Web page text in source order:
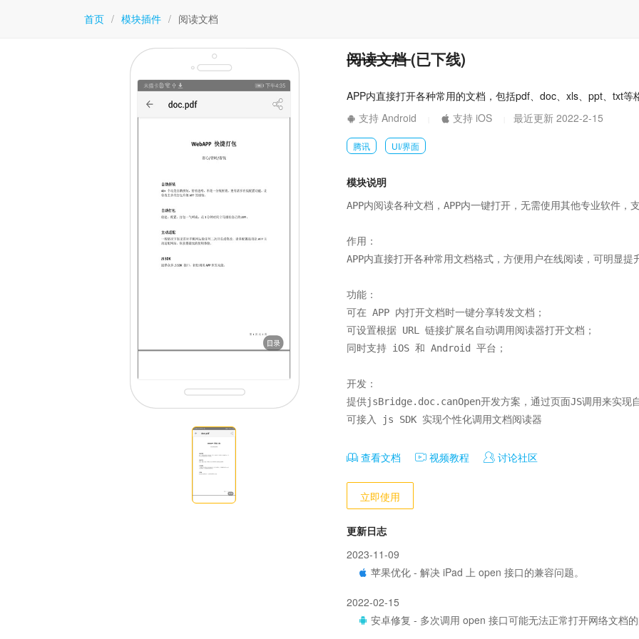
首页 / 模块插件 / 阅读文档
阅读文档(已下线)
APP内直接打开各种常用的文档，包括pdf、doc、xls、ppt、txt等
支持 Android
支持 iOS 最近更新 2022-2-15
腾讯 UI/界面
模块说明
APP内阅读各种文档，APP内一键打开，无需使用其他专业软件
作用：
APP内直接打开各种常用文档格式，方便用户在线阅读，可明显提
功能：
可在 APP 内打开文档时一键分享转发文档；
可设置根据 URL 链接扩展名自动调用阅读器打开文档；
同时支持 iOS 和 Android 平台；
开发：
提供jsBridge.doc.canOpen开发方案，通过页面JS调用来实现自
可接入 js SDK 实现个性化调用文档阅读器
查看文档 视频教程 讨论社区
立即使用
更新日志
2023-11-09
苹果优化 - 解决 iPad 上 open 接口的兼容问题。
2022-02-15
安卓修复 - 多次调用 open 接口可能无法正常打开网络文档的